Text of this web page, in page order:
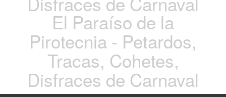
El Paraíso de la
Pirotecnia - Petardos,
Tracas, Cohetes,
Disfraces de Carnaval